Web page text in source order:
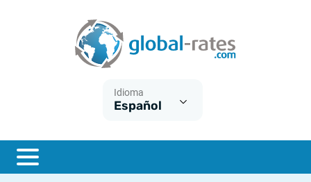
Idioma
Español
ESTER
¿Qué es la inflación IPC?
¿Qué es la inflación IPCA?
Inflación Español - IPC
Euribor - histórico
SOFR - histórico
Calculadora de inflación